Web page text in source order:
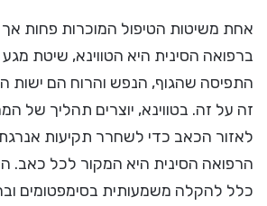
אחת משיטות הטיפול המוכרות פחות אך
ברפואה הסינית היא הטווינא, שיטת
התפיסה שהגוף, הנפש והרוח הם ישות
זה על זה. בטווינא, יוצרים תהליך של
לאזור הכאב כדי לשחרר תקיעות
הרפואה הסינית היא המקור לכל כאב.
כלל להקלה משמעותית בסימפטומים